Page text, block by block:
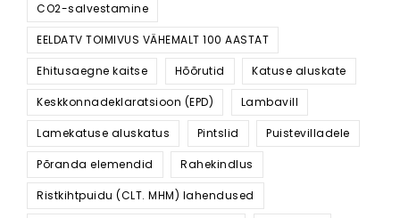
CO2-salvestamine
EELDATV TOIMIVUS VÄHEMALT 100 AASTAT
Ehitusaegne kaitse Hõõrutid Katuse aluskate
Keskkonnadeklaratsioon (EPD) Lambavill
Lamekatuse aluskatus Pintslid Puistevilladele
Põranda elemendid Rahekindlus
Ristkihtpuidu (CLT. MHM) lahendused